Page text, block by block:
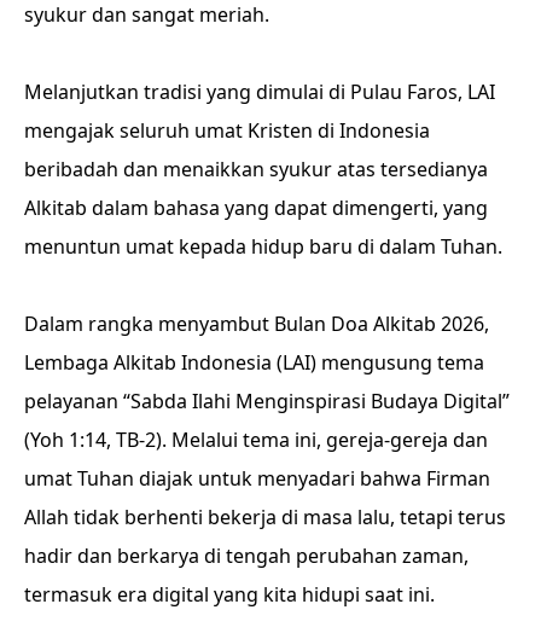
syukur dan sangat meriah.
Melanjutkan tradisi yang dimulai di Pulau Faros, LAI
mengajak seluruh umat Kristen di Indonesia
beribadah dan menaikkan syukur atas tersedianya
Alkitab dalam bahasa yang dapat dimengerti, yang
menuntun umat kepada hidup baru di dalam Tuhan.
Dalam rangka menyambut Bulan Doa Alkitab 2026,
Lembaga Alkitab Indonesia (LAI) mengusung tema
pelayanan “Sabda Ilahi Menginspirasi Budaya Digital”
(Yoh 1:14, TB-2). Melalui tema ini, gereja-gereja dan
umat Tuhan diajak untuk menyadari bahwa Firman
Allah tidak berhenti bekerja di masa lalu, tetapi terus
hadir dan berkarya di tengah perubahan zaman,
termasuk era digital yang kita hidupi saat ini.